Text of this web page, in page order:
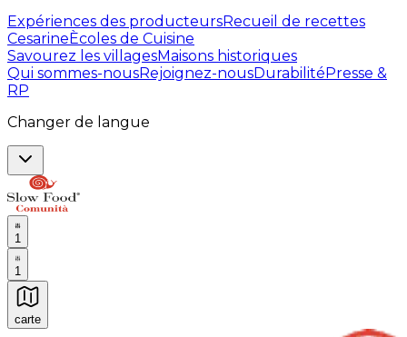
Expériences des producteursRecueil de recettes
CesarineÈcoles de Cuisine
Savourez les villagesMaisons historiques
Qui sommes-nousRejoignez-nousDurabilitéPresse &
RP
Changer de langue
1
1
carte